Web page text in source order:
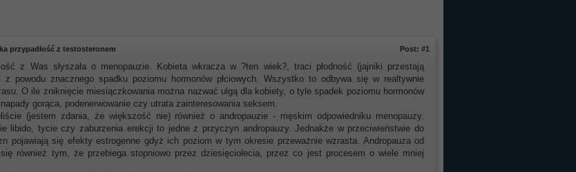
Post: #1
przypadłość z testosteronem
z Was słyszała o menopauzie. Kobieta wkracza w ?ten wiek?, traci płodność (jajniki przestają
z powodu znacznego spadku poziomu hormonów płciowych. Wszystko to odbywa się w realtywnie
O ile zniknięcie miesiączkowania można nazwać ulgą dla kobiety, o tyle spadek poziomu hormonów
gorąca, podenerwowanie czy utrata zainteresowania seksem.
(jestem zdania, że większość nie) również o andropauzie - męskim odpowiedniku menopauzy.
libido, tycie czy zaburzenia erekcji to jedne z przyczyn andropauzy. Jednakże w przeciwieństwie do
pojawiają się efekty estrogenne gdyż ich poziom w tym okresie przeważnie wzrasta. Andropauza od
również tym, że przebiega stopniowo przez dziesięciolecia, przez co jest procesem o wiele mniej